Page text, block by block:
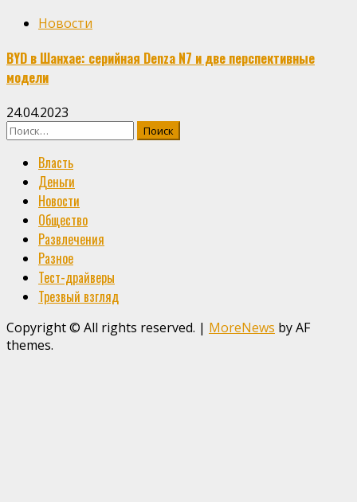
Новости
BYD в Шанхае: серийная Denza N7 и две перспективные
модели
24.04.2023
Найти:
Власть
Деньги
Новости
Общество
Развлечения
Разное
Тест-драйверы
Трезвый взгляд
Copyright © All rights reserved. | MoreNews by AF
themes.